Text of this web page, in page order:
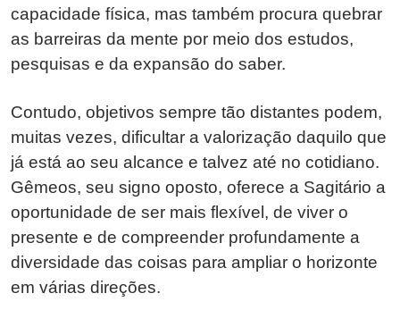
capacidade física, mas também procura quebrar
as barreiras da mente por meio dos estudos,
pesquisas e da expansão do saber.
Contudo, objetivos sempre tão distantes podem,
muitas vezes, dificultar a valorização daquilo que
já está ao seu alcance e talvez até no cotidiano.
Gêmeos, seu signo oposto, oferece a Sagitário a
oportunidade de ser mais flexível, de viver o
presente e de compreender profundamente a
diversidade das coisas para ampliar o horizonte
em várias direções.